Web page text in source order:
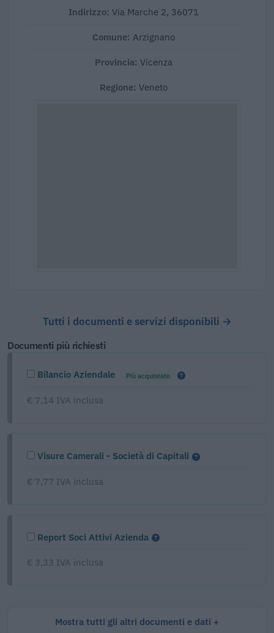
Indirizzo: Via Marche 2, 36071
Comune: Arzignano
Provincia: Vicenza
Regione: Veneto
Tutti i documenti e servizi disponibili →
Documenti più richiesti
Bilancio Aziendale Più acquistato
€ 7,14 IVA inclusa
Visure Camerali - Società di Capitali
€ 7,77 IVA inclusa
Report Soci Attivi Azienda
€ 3,33 IVA inclusa
Mostra tutti gli altri documenti e dati